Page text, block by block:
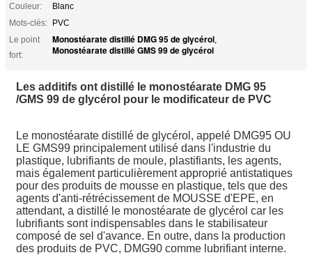
Couleur:
Blanc
Mots-clés: PVC
Le point
fort:
Monostéarate distillé DMG 95 de glycérol,
Monostéarate distillé GMS 99 de glycérol
Les additifs ont distillé le monostéarate DMG 95
/GMS 99 de glycérol pour le modificateur de PVC
Le monostéarate distillé de glycérol, appelé DMG95 OU
LE GMS99 principalement utilisé dans l'industrie du
plastique, lubrifiants de moule, plastifiants, les agents,
mais également particulièrement approprié antistatiques
pour des produits de mousse en plastique, tels que des
agents d'anti-rétrécissement de MOUSSE d'EPE, en
attendant, a distillé le monostéarate de glycérol car les
lubrifiants sont indispensables dans le stabilisateur
composé de sel d'avance. En outre, dans la production
des produits de PVC, DMG90 comme lubrifiant interne.